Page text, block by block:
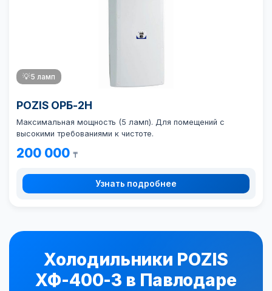
💡5 ламп
POZIS ОРБ-2Н
Максимальная мощность (5 ламп). Для помещений с
высокими требованиями к чистоте.
200 000 ₸
Узнать подробнее
Холодильники POZIS
ХФ-400-3 в Павлодаре